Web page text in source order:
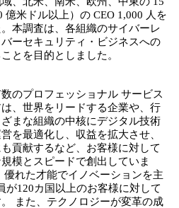
億米ドル以上）の CEO 1,000 人を
本調査は、各組織のサイバーレ
ーセキュリティ・ビジネスへの
とを目的としました。
のプロフェッショナル サービス
、世界をリードする企業や、行
まな組織の中核にデジタル技術
を最適化し、収益を拡大させ、
貢献するなど、お客様に対して
模とスピードで創出していま
れた才能でイノベーションを主
が120カ国以上のお客様に対して
また、テクノロジーが変革の成